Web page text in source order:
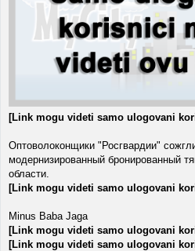
[Link mogu videti samo ulogovani
Оптоволоконщики "Росгвардии"
модернизированный бронированный
области.
[Link mogu videti samo ulogovani
Minus Baba Jaga
[Link mogu videti samo ulogovani
[Link mogu videti samo ulogovani